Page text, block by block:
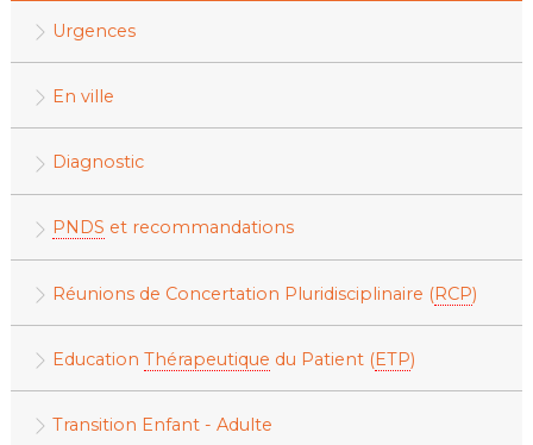
Urgences
En ville
Diagnostic
PNDS et recommandations
Réunions de Concertation Pluridisciplinaire (RCP)
Education Thérapeutique du Patient (ETP)
Transition Enfant - Adulte